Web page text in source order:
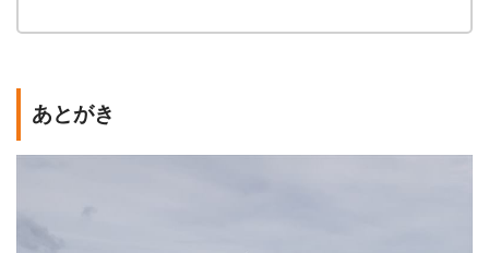
あとがき